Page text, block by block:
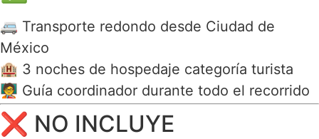
🚐 Transporte redondo desde Ciudad de
México
🏨 3 noches de hospedaje categoría turista
🧑‍🏫 Guía coordinador durante todo el recorrido
❌ NO INCLUYE